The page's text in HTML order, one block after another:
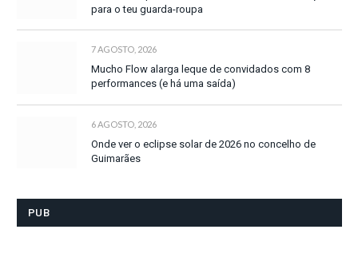
para o teu guarda-roupa
7 AGOSTO, 2026
Mucho Flow alarga leque de convidados com 8
performances (e há uma saída)
6 AGOSTO, 2026
Onde ver o eclipse solar de 2026 no concelho de
Guimarães
PUB